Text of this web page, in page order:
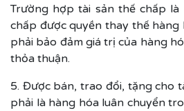
Trường hợp tài sản thế chấp
chấp được quyền thay thế
phải bảo đảm giá trị của hàng
thỏa thuận.
5. Được bán, trao đổi, tặng cho
phải là hàng hóa luân chuyển